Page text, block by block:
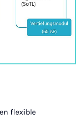
flexible